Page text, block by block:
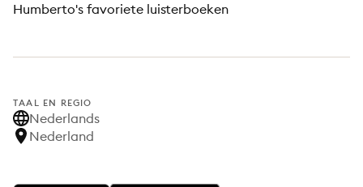
Humberto's favoriete luisterboeken
TAAL EN REGIO
Nederlands
Nederland